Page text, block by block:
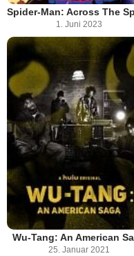
1. Juni 2023
Wu-Tang: An American
25. Januar 2021